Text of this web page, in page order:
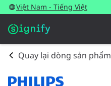
Việt Nam - Tiếng Việt
Quay lại dòng sản phẩm